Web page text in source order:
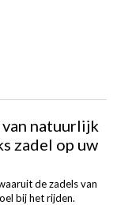
natuurlijk
zadel op uw
de zadels van
bij het rijden.